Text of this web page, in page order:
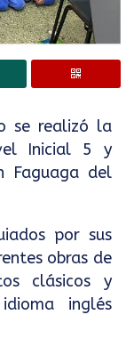
se realizó la
Inicial 5 y
Faguaga del
por sus
obras de
clásicos y
inglés